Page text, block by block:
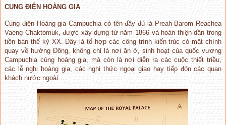
CUNG ĐIỆN HOÀNG GIA
Cung điện Hoàng gia Campuchia có tên đầy đủ là Preah Barom Reachea
Vaeng Chaktomuk, được xây dựng từ năm 1866 và hoàn thiện dần trong
tiền bán thế kỷ XX. Đây là tổ hợp các công trình kiến trúc có mặt chính
quay về hướng Đông, không chỉ là nơi ăn ở, sinh hoạt của quốc vương
Campuchia cùng hoàng gia, mà còn là nơi diễn ra các cuộc thiết triều,
các lễ nghi hoàng gia, các nghi thức ngoại giao hay tiếp đón các quan
khách nước ngoài…